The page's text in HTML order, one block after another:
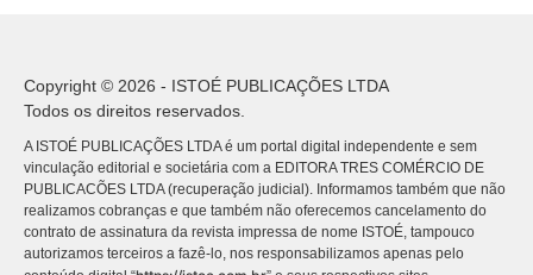
Copyright © 2026 - ISTOÉ PUBLICAÇÕES LTDA
Todos os direitos reservados.
A ISTOÉ PUBLICAÇÕES LTDA é um portal digital independente e sem
vinculação editorial e societária com a EDITORA TRES COMÉRCIO DE
PUBLICACÕES LTDA (recuperação judicial). Informamos também que não
realizamos cobranças e que também não oferecemos cancelamento do
contrato de assinatura da revista impressa de nome ISTOÉ, tampouco
autorizamos terceiros a fazê-lo, nos responsabilizamos apenas pelo